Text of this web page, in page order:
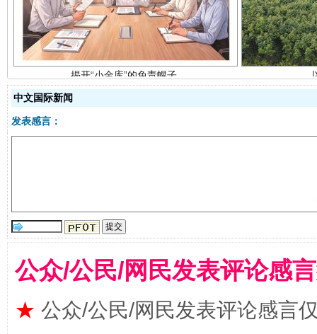
中文国际新闻
发表感言：
公众/公民/网民发表评论感
★ 公众/公民/网民发表评论感言